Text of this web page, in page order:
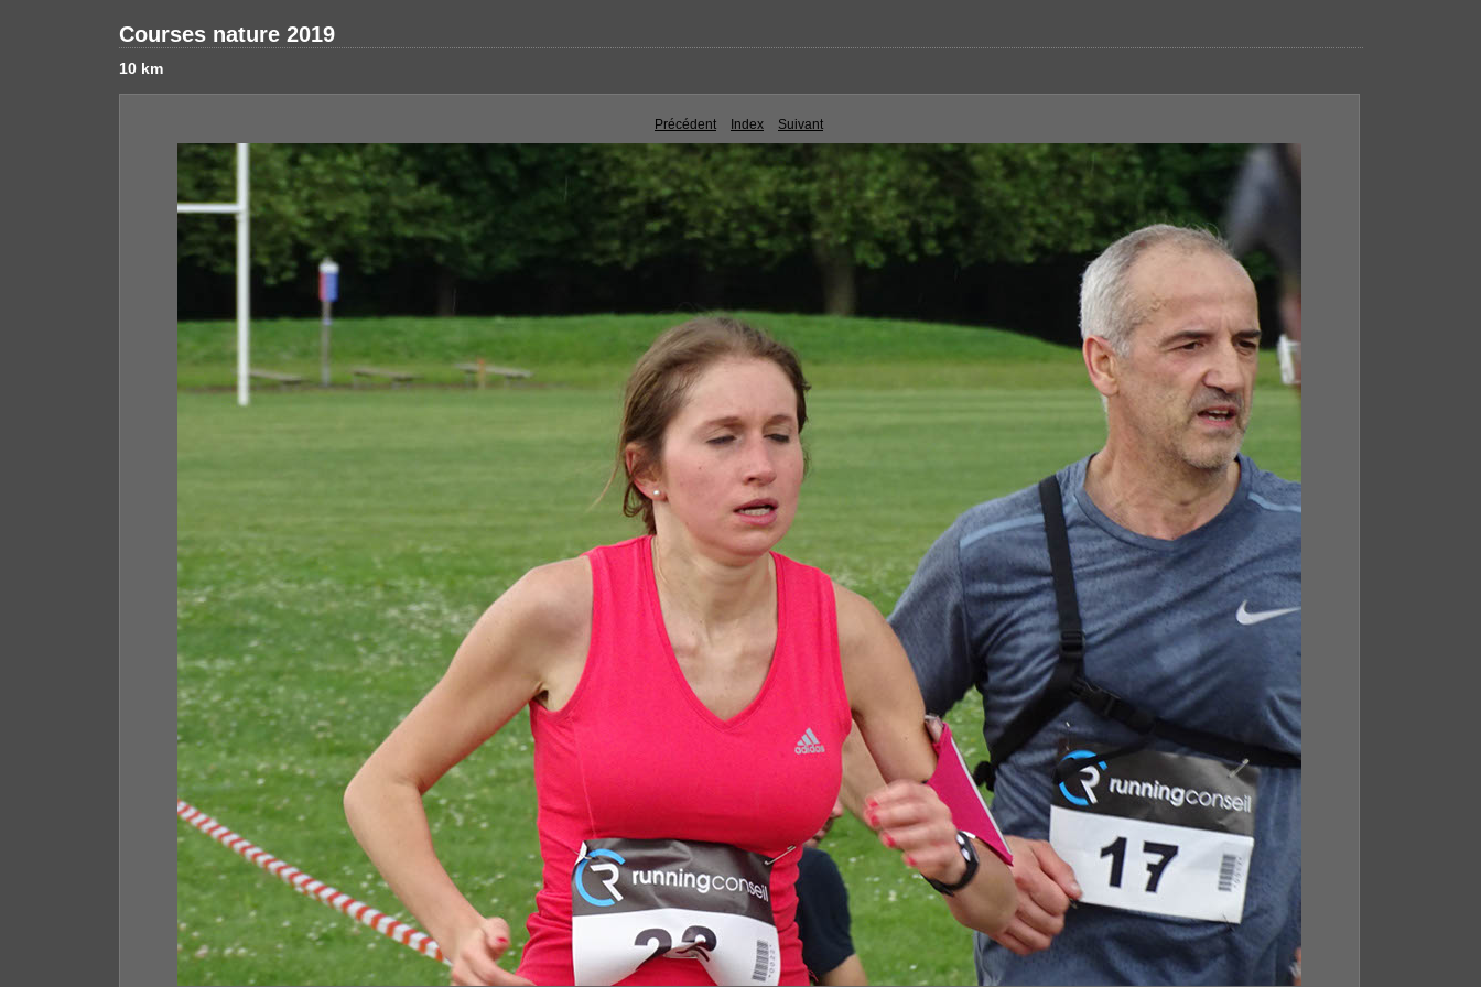
Courses nature 2019
10 km
Précédent Index Suivant